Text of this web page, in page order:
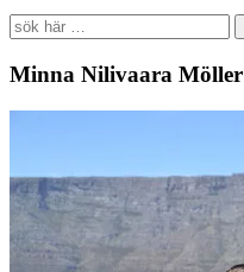
Search
for:
Minna Nilivaara Möller